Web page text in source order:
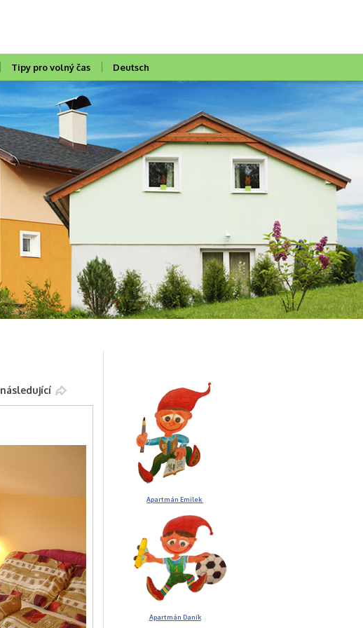
Tipy pro volný čas Deutsch
následující
Apartmán Emilek
Apartmán Daník